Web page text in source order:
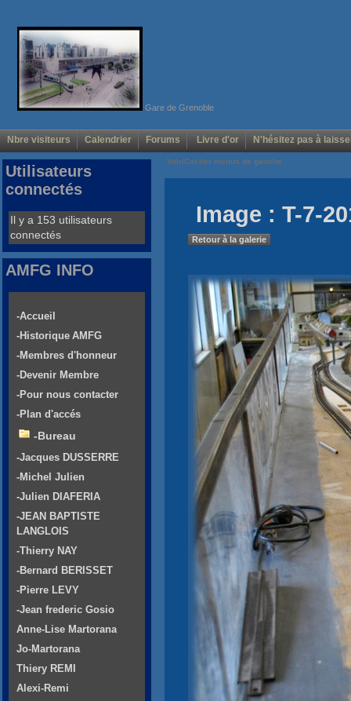
Gare de Grenoble
Nbre visiteurs Calendrier Forums Livre d'or N'hésitez pas à
Voir/Cacher menus de gauche
Image : T-7-
Retour à la galerie
Utilisateurs
connectés
Il y a 153 utilisateurs
connectés
AMFG INFO
-Accueil
-Historique AMFG
-Membres d'honneur
-Devenir Membre
-Pour nous contacter
-Plan d'accés
-Bureau
-Jacques DUSSERRE
-Michel Julien
-Julien DIAFERIA
-JEAN BAPTISTE
LANGLOIS
-Thierry NAY
-Bernard BERISSET
-Pierre LEVY
-Jean frederic Gosio
Anne-Lise Martorana
Jo-Martorana
Thiery REMI
Alexi-Remi